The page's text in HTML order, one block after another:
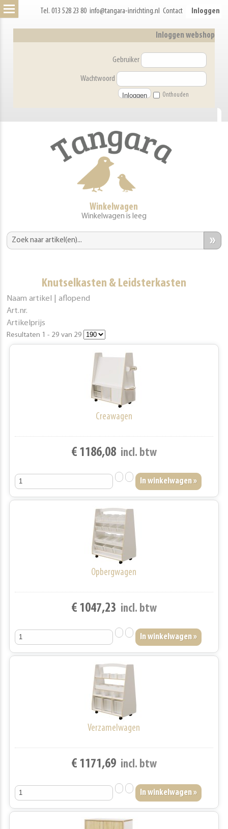
Tel. 013 528 23 80 info@tangara-inrichting.nl Contact Inloggen
Inloggen webshop
Gebruiker
Wachtwoord
Onthouden
Winkelwagen
Winkelwagen is leeg
»
Knutselkasten & Leidsterkasten
Naam artikel | aflopend
Art.nr.
Artikelprijs
Resultaten 1 - 29 van 29
Creawagen
€ 1186,08 incl. btw
Opbergwagen
€ 1047,23 incl. btw
Verzamelwagen
€ 1171,69 incl. btw